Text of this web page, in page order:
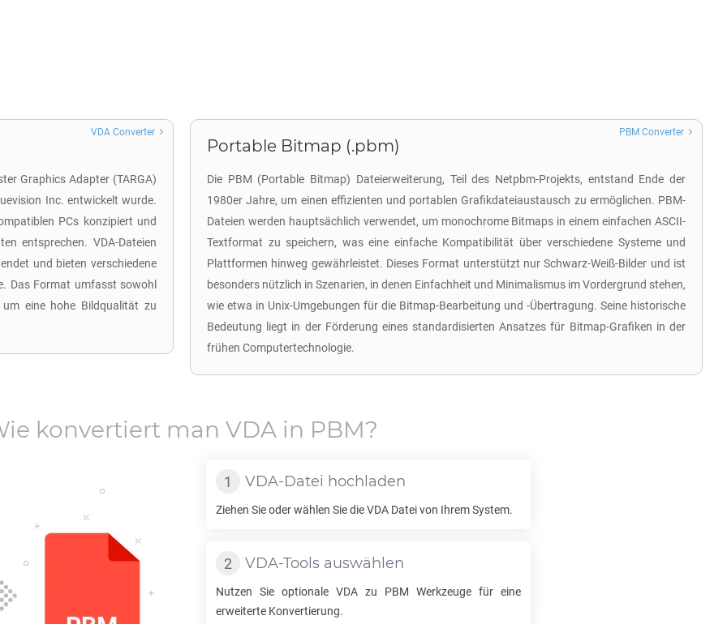
Graphics Adapter (TARGA)
Inc. entwickelt wurde.
PCs konzipiert und
entsprechen. VDA-Dateien
und bieten verschiedene
Das Format umfasst sowohl
eine hohe Bildqualität zu
VDA Converter
Portable Bitmap (.pbm)
Die PBM (Portable Bitmap) Dateierweiterung, Teil des Netpbm-Projekts, entstand Ende der
1980er Jahre, um einen effizienten und portablen Grafikdateiaustausch zu ermöglichen. PBM-
Dateien werden hauptsächlich verwendet, um monochrome Bitmaps in einem einfachen ASCII-
Textformat zu speichern, was eine einfache Kompatibilität über verschiedene Systeme und
Plattformen hinweg gewährleistet. Dieses Format unterstützt nur Schwarz-Weiß-Bilder und ist
besonders nützlich in Szenarien, in denen Einfachheit und Minimalismus im Vordergrund stehen,
wie etwa in Unix-Umgebungen für die Bitmap-Bearbeitung und -Übertragung. Seine historische
Bedeutung liegt in der Förderung eines standardisierten Ansatzes für Bitmap-Grafiken in der
frühen Computertechnologie.
PBM Converter
konvertiert man VDA in PBM?
VDA-Datei hochladen
Ziehen Sie oder wählen Sie dieVDA Datei von Ihrem System.
VDA-Tools auswählen
Nutzen Sie optionale VDA zu PBM Werkzeuge für eine
erweiterte Konvertierung.